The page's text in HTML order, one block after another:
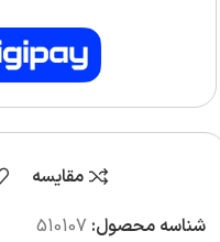
مقایسه
شناسه محصول: 510107